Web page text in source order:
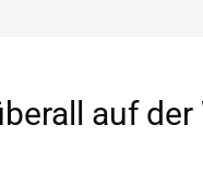
auf der